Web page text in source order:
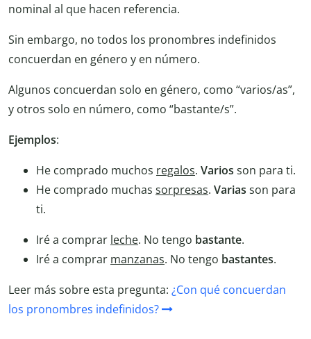
nominal al que hacen referencia.
Sin embargo, no todos los pronombres indefinidos
concuerdan en género y en número.
Algunos concuerdan solo en género, como “varios/as”,
y otros solo en número, como “bastante/s”.
Ejemplos:
He comprado muchos regalos. Varios son para ti.
He comprado muchas sorpresas. Varias son para
ti.
Iré a comprar leche. No tengo bastante.
Iré a comprar manzanas. No tengo bastantes.
Leer más sobre esta pregunta: ¿Con qué concuerdan
los pronombres indefinidos?